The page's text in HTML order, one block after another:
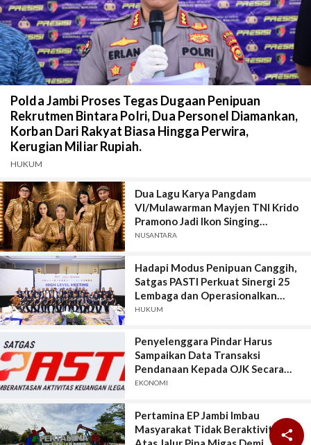

Polda Jambi Proses Tegas Dugaan Penipuan
Rekrutmen Bintara Polri, Dua Personel Diamankan,
Korban Dari Rakyat Biasa Hingga Perwira,
Kerugian Miliar Rupiah.
HUKUM
Dua Lagu Karya Pangdam
VI/Mulawarman Mayjen TNI Krido
Pramono Jadi Ikon Singing
Competition HUT Ke-81 RI
NUSANTARA
Hadapi Modus Penipuan Canggih,
Satgas PASTI Perkuat Sinergi 25
Lembaga dan Operasionalkan
Sistem Anti-Scam
HUKUM
Penyelenggara Pindar Harus
Sampaikan Data Transaksi
Pendanaan Kepada OJK Secara
Lengkap, Akurat, Terkini, Utuh, dan
EKONOMI
Pertamina EP Jambi Imbau
Masyarakat Tidak Beraktivitas di